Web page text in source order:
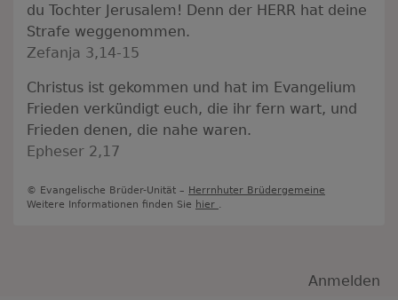
du Tochter Jerusalem! Denn der HERR hat deine
Strafe weggenommen.
Zefanja 3,14-15
Christus ist gekommen und hat im Evangelium
Frieden verkündigt euch, die ihr fern wart, und
Frieden denen, die nahe waren.
Epheser 2,17
© Evangelische Brüder-Unität – Herrnhuter Brüdergemeine
Weitere Informationen finden Sie hier .
Anmelden